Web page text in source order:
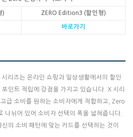
) ZERO Edition3 (할인형)
바로가기
리즈는 온라인 쇼핑과 일상생활에서의 할인
인트 적립에 강점을 가지고 있습니다. X 시리
급 소비를 원하는 소비자에게 적합하고, Zero
나뉘어 있어 소비자 선택의 폭을 넓혀줍니다.
의 소비 패턴에 맞는 카드를 선택하는 것이